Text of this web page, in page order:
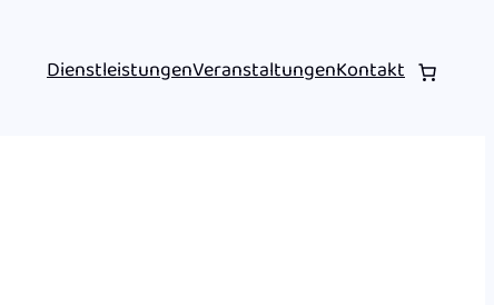
DienstleistungenVeranstaltungenKontakt